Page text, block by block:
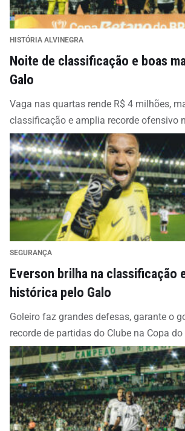
HISTÓRIA ALVINEGRA
Noite de classificação e boas
Galo
Vaga nas quartas rende R$ 4 milhões,
classificação e amplia recorde ofensivo
SEGURANÇA
Everson brilha na classificação
histórica pelo Galo
Goleiro faz grandes defesas, garante o
recorde de partidas do Clube na Copa do